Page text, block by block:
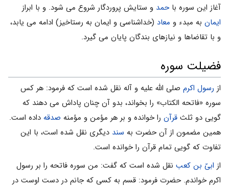
آغاز این سوره باحمد و ستایش پروردگار شروع مى شود. و با ابراز
ایمان به مبدء و معاد (خداشناسى و ایمان به رستاخیز) ادامه مى یابد،
و با تقاضاها و نیازهاى بندگان پایان مى گیرد.
فضیلت سوره
از رسول اکرم صلی الله علیه و آله نقل شده است که فرمود: هر کس
سوره «فاتحه الکتاب» را بخواند، بدو آن چنان پاداش می دهند که
گویى دو ثلث قرآن را خوانده و بر هر مؤمن و مؤمنه صدقه داده است.
همین مضمون از آن حضرت به سند دیگرى نقل شده است، با این
تفاوت که گویى تمام قرآن را خوانده است.
از ابىّ بن کعب نقل شده است که گفت: من سوره فاتحه را بر رسول
اکرم خواندم. حضرت فرمود: قسم به کسى که جانم در دست اوست در